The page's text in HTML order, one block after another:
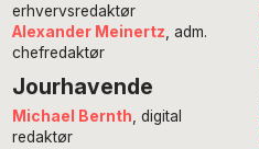
erhvervsredaktør
Alexander Meinertz , adm.
chefredaktør
Jourhavende
Michael Bernth , digital
redaktør